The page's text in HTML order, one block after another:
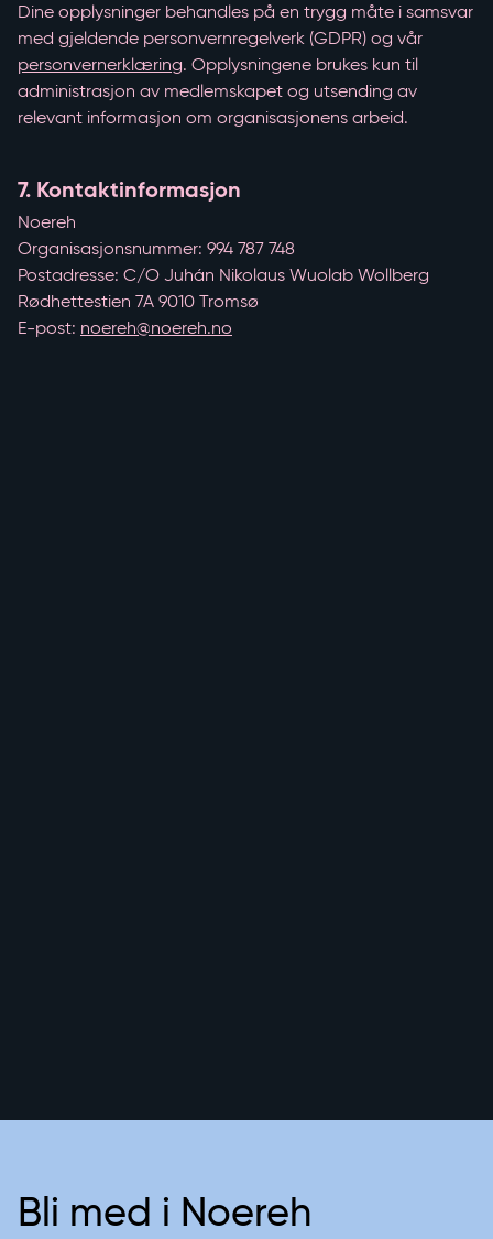
Dine opplysninger behandles på en trygg måte i samsvar
med gjeldende personvernregelverk (GDPR) og vår
personvernerklæring. Opplysningene brukes kun til
administrasjon av medlemskapet og utsending av
relevant informasjon om organisasjonens arbeid.
7. Kontaktinformasjon
Noereh
Organisasjonsnummer: 994 787 748
Postadresse: C/O Juhán Nikolaus Wuolab Wollberg
Rødhettestien 7A 9010 Tromsø
E-post: noereh@noereh.no
Bli med i Noereh